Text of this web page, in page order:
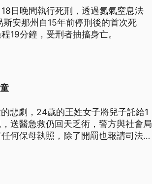
日晚間執行死刑，透過氮氣窒息法
安那州自15年前停刑後的首次死
19分鐘，受刑者抽搐身亡。
悲劇，24歲的王姓女子將兒子託給1
送醫急救仍回天乏術，警方與社會局
何保母執照，除了開罰也報請司法相